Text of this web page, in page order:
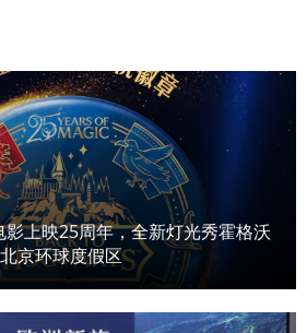
影上映25周年，全新灯光秀霍格沃
京环球度假区